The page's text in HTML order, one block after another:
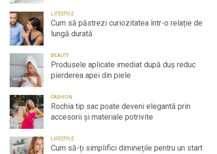
LIFESTYLE
Cum să păstrezi curiozitatea într-o relație de
lungă durată
BEAUTY
Produsele aplicate imediat după duș reduc
pierderea apei din piele
FASHION
Rochia tip sac poate deveni elegantă prin
accesorii și materiale potrivite
LIFESTYLE
Cum să-ți simplifici diminețile pentru un start